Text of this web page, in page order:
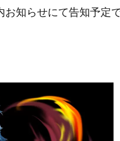
知らせにて告知予定